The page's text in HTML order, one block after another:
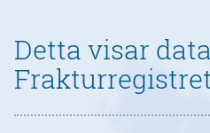
Detta visar